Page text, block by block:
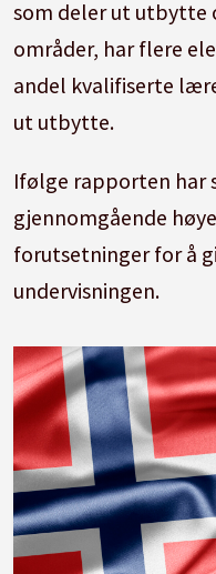
som deler ut utbytte
områder, har flere
andel kvalifiserte
ut utbytte.
Ifølge rapporten har
gjennomgående
forutsetninger for å
undervisningen.